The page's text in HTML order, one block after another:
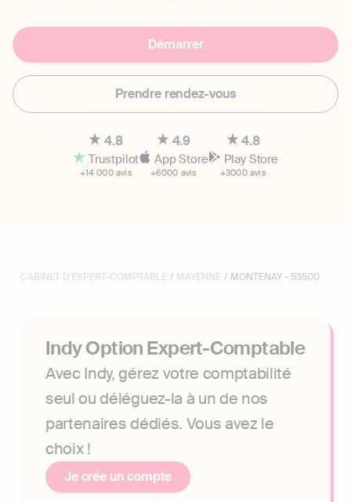
Démarrer
Prendre rendez-vous
4.8
Trustpilot
+14 000 avis
4.9
App Store
+6000 avis
4.8
Play Store
+3000 avis
CABINET D'EXPERT-COMPTABLE / MAYENNE / MONTENAY - 53500
Indy Option Expert-Comptable
Avec Indy, gérez votre comptabilité
seul ou déléguez-la à un de nos
partenaires dédiés. Vous avez le
choix !
Je crée un compte